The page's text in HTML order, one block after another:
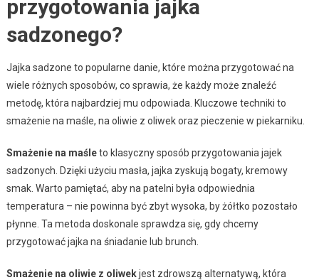
przygotowania jajka
sadzonego?
Jajka sadzone to popularne danie, które można przygotować na
wiele różnych sposobów, co sprawia, że każdy może znaleźć
metodę, która najbardziej mu odpowiada. Kluczowe techniki to
smażenie na maśle, na oliwie z oliwek oraz pieczenie w piekarniku.
Smażenie na maśleto klasyczny sposób przygotowania jajek
sadzonych. Dzięki użyciu masła, jajka zyskują bogaty, kremowy
smak. Warto pamiętać, aby na patelni była odpowiednia
temperatura – nie powinna być zbyt wysoka, by żółtko pozostało
płynne. Ta metoda doskonale sprawdza się, gdy chcemy
przygotować jajka na śniadanie lub brunch.
Smażenie na oliwie z oliwekjest zdrowszą alternatywą, która